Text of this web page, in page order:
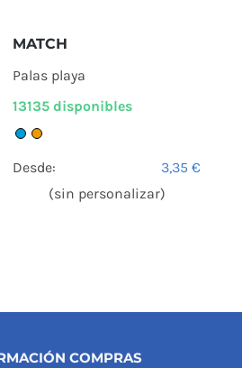
MATCH
Palas playa
13135 disponibles
Desde: 3,35€
(sin personalizar)
COMPRAS